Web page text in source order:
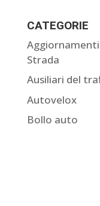
CATEGORIE
Strada
Ausiliari del
Autovelox
Bollo auto